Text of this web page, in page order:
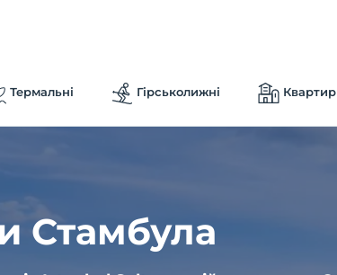
Термальні Гірськолижні
Стамбула